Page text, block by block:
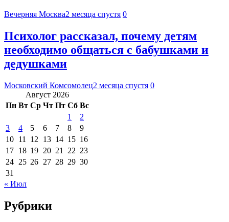
Вечерняя Москва2 месяца спустя 0
Психолог рассказал, почему детям
необходимо общаться с бабушками и
дедушками
Московский Комсомолец2 месяца спустя 0
Август 2026
Пн Вт Ср Чт Пт Сб Вс
1
2
3
4 5 6 7 8
9
10 11 12 13 14 15 16
17 18 19 20 21 22 23
24 25 26 27 28 29 30
31
« Июл
Рубрики